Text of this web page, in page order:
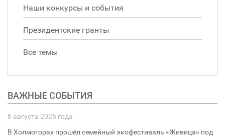
Наши конкурсы и события
Президентские гранты
Все темы
ВАЖНЫЕ СОБЫТИЯ
6 августа 2026 года
В Холмогорах прошёл семейный экофестиваль «Живица» под